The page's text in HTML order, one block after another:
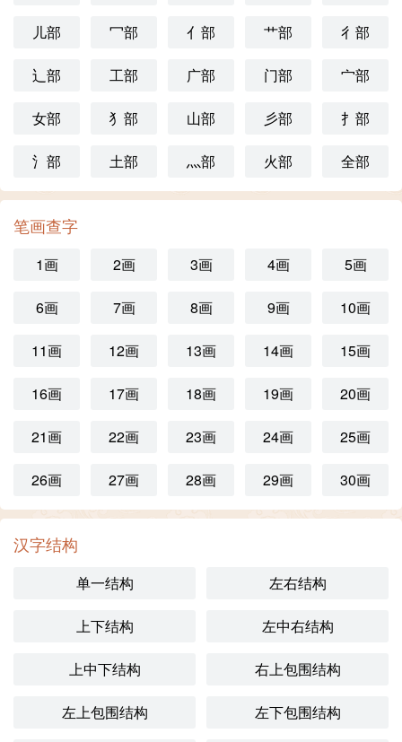
儿部 冖部 亻部 艹部 彳部
辶部 工部 广部 门部 宀部
女部 犭部 山部 彡部 扌部
氵部 土部 灬部 火部 全部
笔画查字
1画 2画 3画 4画 5画
6画 7画 8画 9画 10画
11画 12画 13画 14画 15画
16画 17画 18画 19画 20画
21画 22画 23画 24画 25画
26画 27画 28画 29画 30画
汉字结构
单一结构 左右结构
上下结构 左中右结构
上中下结构 右上包围结构
左上包围结构 左下包围结构